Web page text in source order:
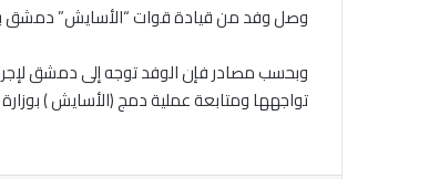
وصل وفد من قيادة قوات “الأسايش” دمشق
وبحسب مصادر فإن الوفد توجه إلى دمشق
تواجهها ومتابعة عملية دمج (الأسايش ) بوزارة